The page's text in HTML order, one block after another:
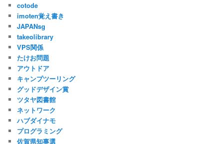
cotode
imoten覚え書き
JAPANsg
takeolibrary
VPS関係
たけお問題
アウトドア
キャンプツーリング
グッドデザイン賞
ツタヤ図書館
ネットワーク
ハブダイナモ
プログラミング
佐賀県知事選